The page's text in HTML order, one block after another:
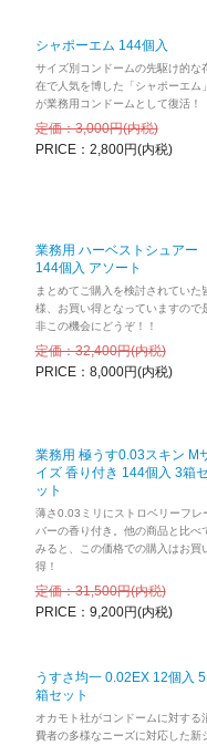
シャポーエム 144個入
サイズ別コンドームの先駆け的な
在で人気を博した「シャポーエム
が業務用コンドームとして復活！
定価：3,000円(内税)
PRICE：2,800円(内税)
業務用 ハーベストシュアー
144個入 アソート
まとめてご購入を検討されていた
様、お買い得となっていますので
非この機会にどうぞ！！
定価：32,400円(内税)
PRICE：8,000円(内税)
業務用 極うす0.03スキン M
イズ 香り付き 144個入 3箱
ット
薄さ0.03ミリにストロベリーフレ
バーの香り付き。他の商品と比べ
みると、この価格での購入はお買
得！
定価：31,500円(内税)
PRICE：9,200円(内税)
うすさ均一 0.02EX 12個入 5
箱セット
オカモト社がコンドームに対する
費者の多様なニーズに対応した新